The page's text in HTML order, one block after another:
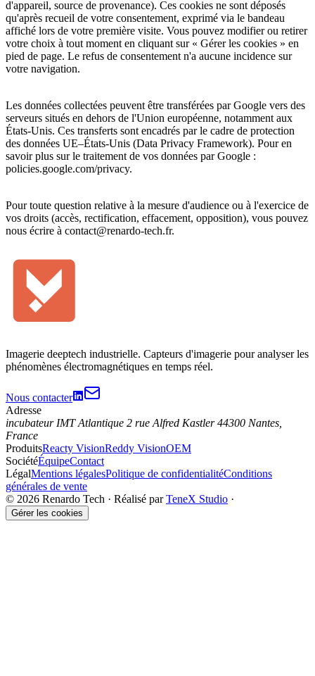
d'appareil, source de provenance). Ces cookies ne sont déposés
qu'après recueil de votre consentement, exprimé via le bandeau
affiché lors de votre première visite. Vous pouvez modifier ou retirer
votre choix à tout moment en cliquant sur « Gérer les cookies » en
pied de page. Le refus de consentement n'a aucune incidence sur
votre navigation.
Les données collectées peuvent être transférées par Google vers des
serveurs situés en dehors de l'Union européenne, notamment aux
États-Unis. Ces transferts sont encadrés par le cadre de protection
des données UE–États-Unis (Data Privacy Framework). Pour en
savoir plus sur le traitement de vos données par Google :
policies.google.com/privacy.
Pour toute question relative à la mesure d'audience ou à l'exercice de
vos droits (accès, rectification, effacement, opposition), vous pouvez
nous écrire à contact@renardo-tech.fr.
Imagerie deeptech industrielle. Capteurs d'imagerie pour analyser les
phénomènes électromagnétiques en temps réel.
Nous contacter
Adresse
incubateur IMT Atlantique 2 rue Alfred Kastler 44300 Nantes,
France
ProduitsReacty VisionReddy VisionOEM
SociétéÉquipeContact
LégalMentions légalesPolitique de confidentialitéConditions
générales de vente
© 2026 Renardo Tech · Réalisé parTeneX Studio ·
Gérer les cookies